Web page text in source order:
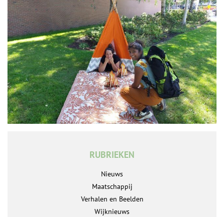
RUBRIEKEN
Nieuws
Maatschappij
Verhalen en Beelden
Wijknieuws